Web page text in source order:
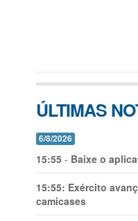
ÚLTIMAS
6/8/2026
15:55 - Baixe o
15:55: Exército
camicases